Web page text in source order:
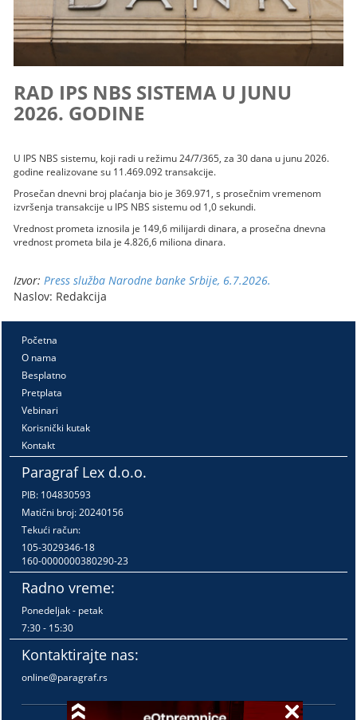
RAD IPS NBS SISTEMA U JUNU
2026. GODINE
U IPS NBS sistemu, koji radi u režimu 24/7/365, za 30 dana u junu 2026.
godine realizovane su 11.469.092 transakcije.
Prosečan dnevni broj plaćanja bio je 369.971, s prosečnim vremenom
izvršenja transakcije u IPS NBS sistemu od 1,0 sekundi.
Vrednost prometa iznosila je 149,6 milijardi dinara, a prosečna dnevna
vrednost prometa bila je 4.826,6 miliona dinara.
Izvor:Press služba Narodne banke Srbije, 6.7.2026.
Naslov: Redakcija
Početna
O nama
Besplatno
Pretplata
Vebinari
Korisnički kutak
Kontakt
Paragraf Lex d.o.o.
PIB: 104830593
Matični broj: 20240156
Tekući račun:
105-3029346-18
160-0000000380290-23
Radno vreme:
Ponedeljak - petak
7:30 - 15:30
Kontaktirajte nas:
online@paragraf.rs